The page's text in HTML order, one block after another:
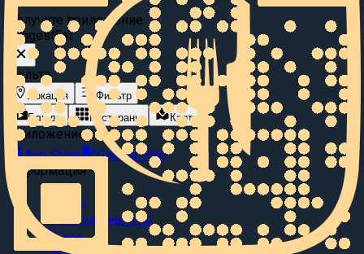
Получите приложение
SuggestEat
Фильтр
Локация
Фильтр
Блюда
Рестораны Карта
Приложение
App Store
Google Play
Информация
О нас
Сотрудничество
Блог